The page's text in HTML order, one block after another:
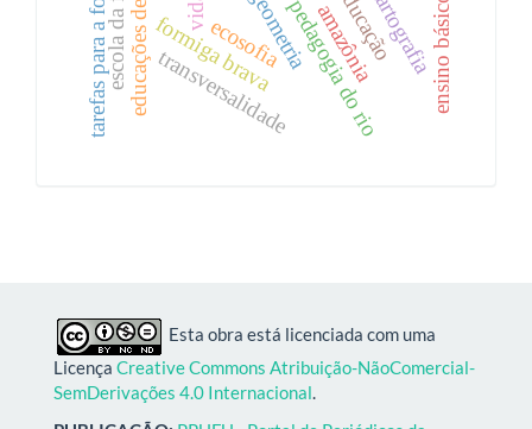
formiga brava amazônia
educação
vida pedagogia do rio
ecosofia
transversalidade
cartografiaensino básico
geometria
Esta obra está licenciada com uma
Licença Creative Commons Atribuição-NãoComercial-
SemDerivações 4.0 Internacional.